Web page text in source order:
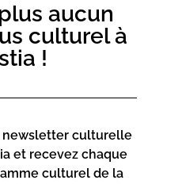
aucun
culturel à
!
newsletter culturelle
et recevez chaque
culturel de la